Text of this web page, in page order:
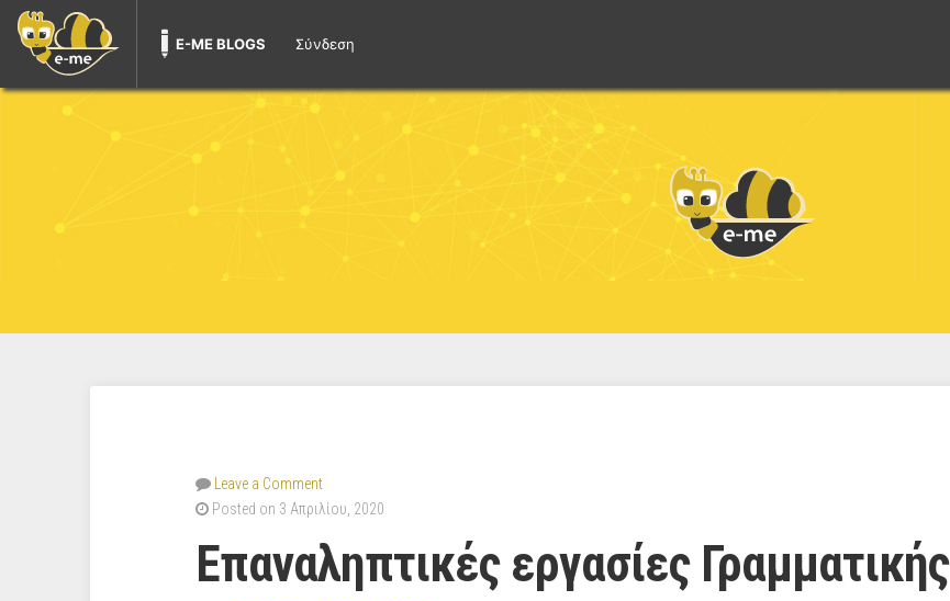
E-ME BLOGS Σύνδεση
Leave a Comment
Posted on 3 Απριλίου, 2020
Επαναληπτικές εργασίες Γραμματικής